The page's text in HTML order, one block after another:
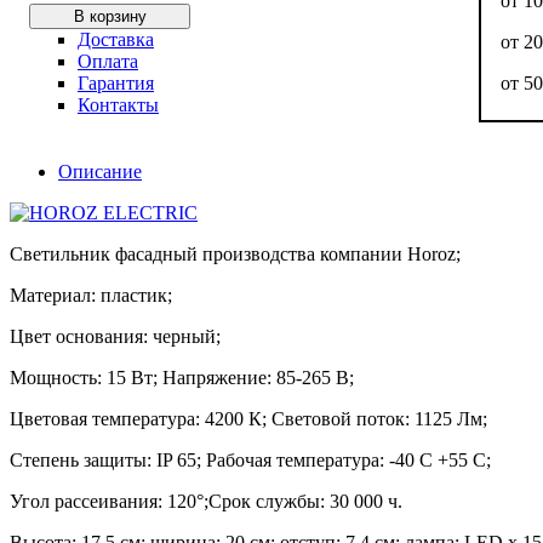
от
от
В корзину
Доставка
Оплата
Гарантия
Контакты
Описание
Светильник фасадный производства компании Horoz;
Материал: пластик;
Цвет основания: черный;
Мощность: 15 Вт; Напряжение: 85-265 В;
Цветовая температура: 4200 К; Световой поток: 1125 Лм;
Степень защиты: IP 65; Рабочая температура: -40 С +55 С;
Угол рассеивания: 120°;Срок службы: 30 000 ч.